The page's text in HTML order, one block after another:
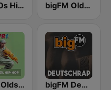
90s90s Hiphop & Rap bigFM Oldschool Rap & Hip-Hop
RPR1. Oldschool Hip-Hop bigFM Deutschrap